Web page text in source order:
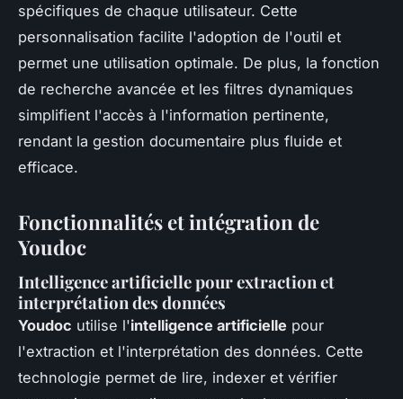
spécifiques de chaque utilisateur. Cette
personnalisation facilite l'adoption de l'outil et
permet une utilisation optimale. De plus, la fonction
de recherche avancée et les filtres dynamiques
simplifient l'accès à l'information pertinente,
rendant la gestion documentaire plus fluide et
efficace.
Fonctionnalités et intégration de
Youdoc
Intelligence artificielle pour extraction et
interprétation des données
Youdoc utilise l'intelligence artificielle pour
l'extraction et l'interprétation des données. Cette
technologie permet de lire, indexer et vérifier